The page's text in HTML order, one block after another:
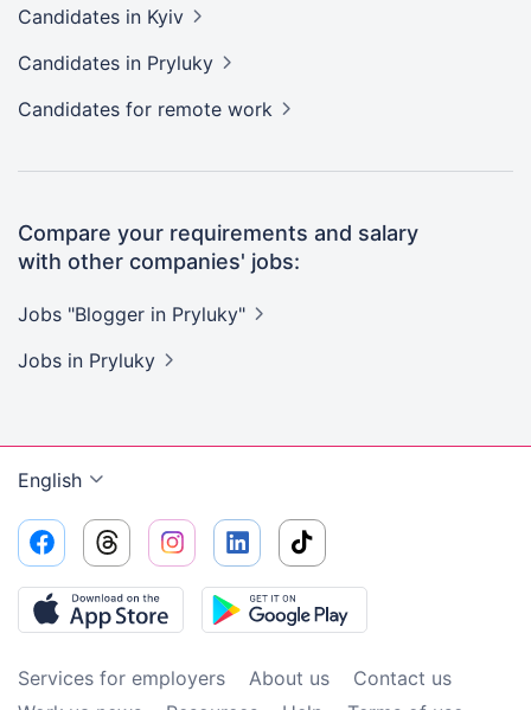
Candidates in Kyiv
Candidates in Pryluky
Candidates for remote work
Compare your requirements and salary
with other companies' jobs:
Jobs "Blogger in Pryluky"
Jobs in Pryluky
English
Services for employers About us
Contact us